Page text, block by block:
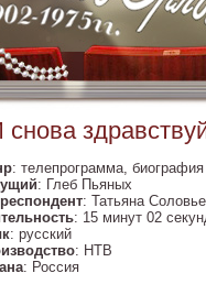
снова
: телепрограмма, биография
: Глеб Пьяных
: Татьяна
: 15 минут 02
: русский
: НТВ
: Россия